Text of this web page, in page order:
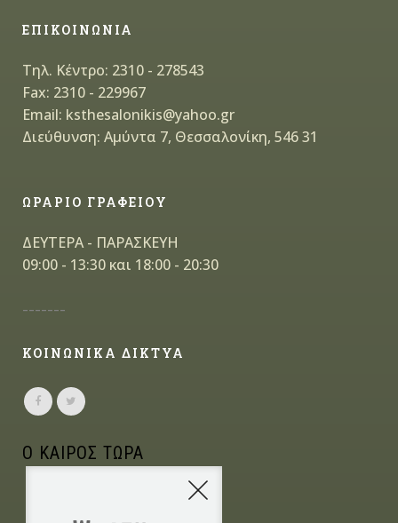
ΕΠΙΚΟΙΝΩΝΙΑ
Τηλ. Κέντρο: 2310 - 278543
Fax: 2310 - 229967
Email: ksthesalonikis@yahoo.gr
Διεύθυνση: Αμύντα 7, Θεσσαλονίκη, 546 31
ΩΡΑΡΙΟ ΓΡΑΦΕΙΟΥ
ΔΕΥΤΕΡΑ - ΠΑΡΑΣΚΕΥΗ
09:00 - 13:30 και 18:00 - 20:30
-------
ΚΟΙΝΩΝΙΚΑ ΔΙΚΤΥΑ
Ο ΚΑΙΡΟΣ ΤΩΡΑ